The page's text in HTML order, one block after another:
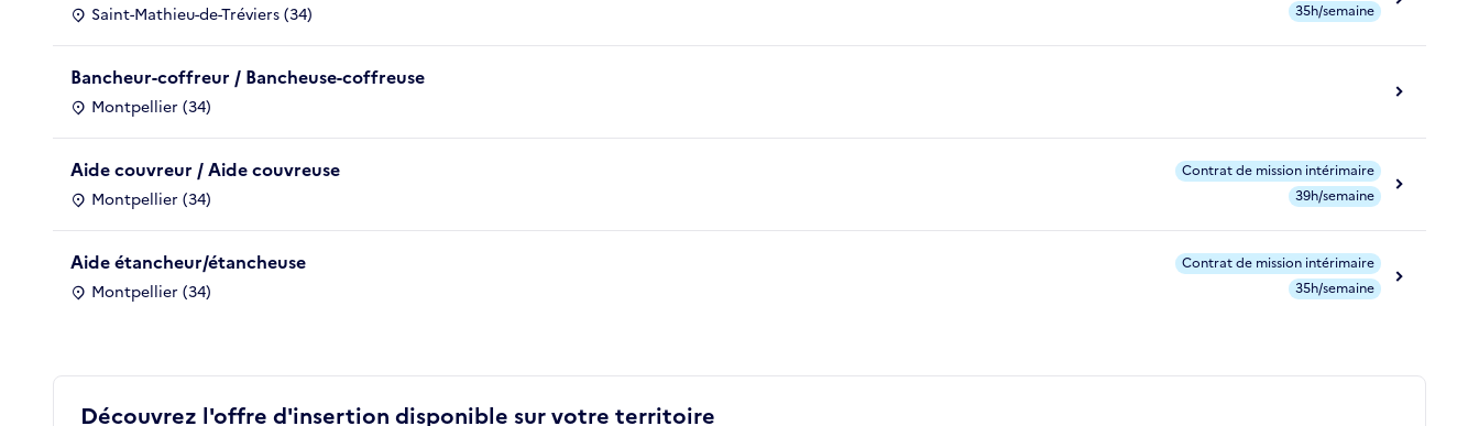
Saint-Mathieu-de-Tréviers (34)
35h/semaine
Bancheur-coffreur / Bancheuse-coffreuse
Montpellier (34)
Aide couvreur / Aide couvreuse
Montpellier (34)
Contrat de mission intérimaire
39h/semaine
Aide étancheur/étancheuse
Montpellier (34)
Contrat de mission intérimaire
35h/semaine
Découvrez l'offre d'insertion disponible sur votre territoire